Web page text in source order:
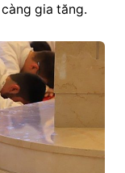
gia tăng.